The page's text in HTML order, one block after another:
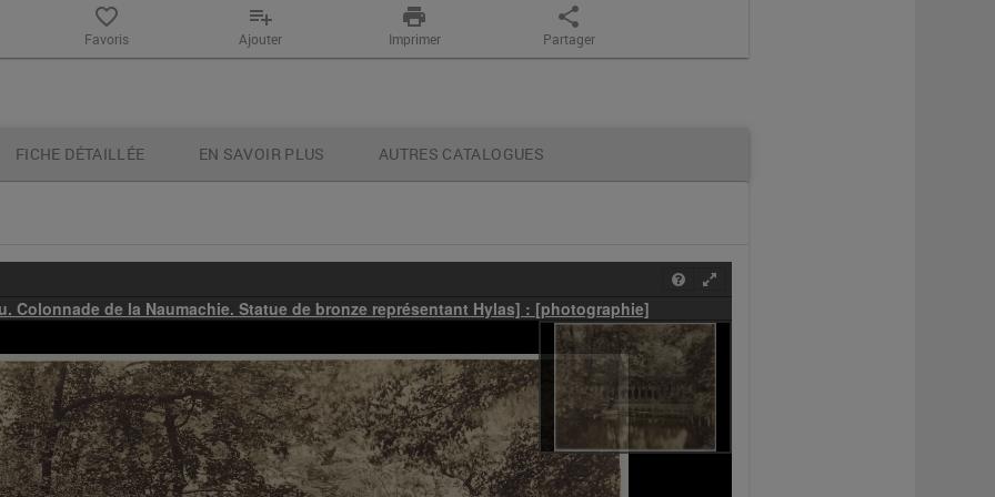
favorite_border
Favoris
playlist_add
Ajouter
print
Imprimer
share
Partager
FICHE DÉTAILLÉE EN SAVOIR PLUS AUTRES CATALOGUES